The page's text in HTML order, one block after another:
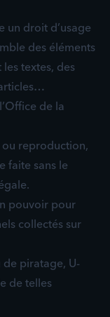
un droit d’usage
des éléments
textes, des
de la
reproduction,
faite sans le
pouvoir pour
collectés sur
de piratage, U-
de telles